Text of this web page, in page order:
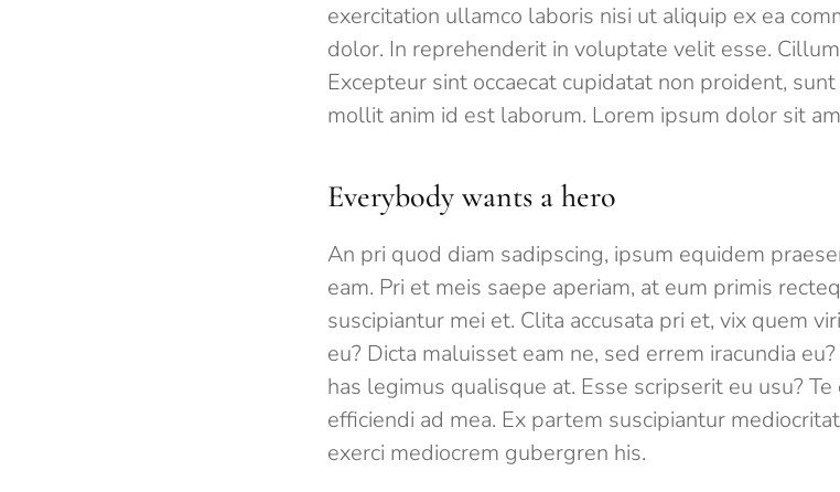
exercitation ullamco laboris nisi ut aliquip ex ea
dolor. In reprehenderit in voluptate velit esse.
Excepteur sint occaecat cupidatat non proident,
mollit anim id est laborum. Lorem ipsum dolor sit
Everybody wants a hero
An pri quod diam sadipscing, ipsum equidem
eam. Pri et meis saepe aperiam, at eum primis
suscipiantur mei et. Clita accusata pri et, vix quem
eu? Dicta maluisset eam ne, sed errem iracundia
has legimus qualisque at. Esse scripserit eu usu?
efficiendi ad mea. Ex partem suscipiantur
exerci mediocrem gubergren his.